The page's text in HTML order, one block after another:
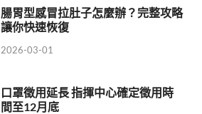
腸胃型感冒拉肚子怎麼辦？完整攻略
讓你快速恢復
2026-03-01
口罩徵用延長 指揮中心確定徵用時
間至12月底